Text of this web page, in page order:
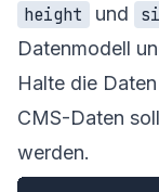
height
und
Datenmodell
Halte die
CMS-Daten
werden.